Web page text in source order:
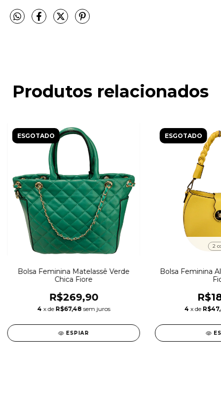
Produtos relacionados
ESGOTADO
Bolsa Feminina Matelassê Verde
Chica Fiore
R$269,90
4 x de R$67,48 sem juros
ESPIAR
ESGOTADO
2
Bolsa Feminina
4 x de